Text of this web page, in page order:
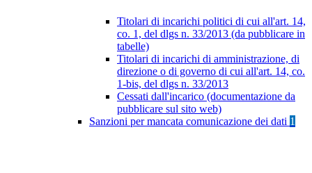
Titolari di incarichi politici di cui all'art. 14,
co. 1, del dlgs n. 33/2013 (da pubblicare in
tabelle)
Titolari di incarichi di amministrazione, di
direzione o di governo di cui all'art. 14, co.
1-bis, del dlgs n. 33/2013
Cessati dall'incarico (documentazione da
pubblicare sul sito web)
Sanzioni per mancata comunicazione dei dati 1